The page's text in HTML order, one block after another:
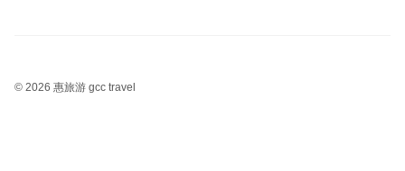
© 2026 惠旅游 gcc travel